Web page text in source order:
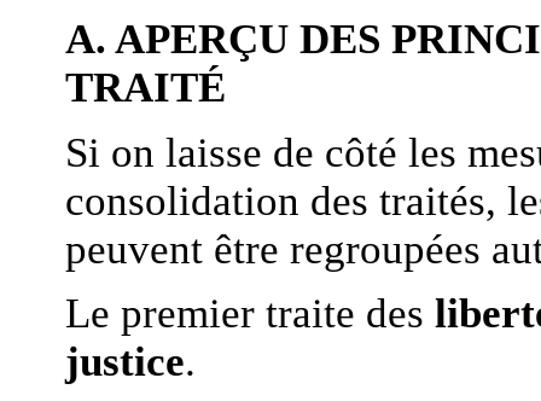
A. APERÇU DES
TRAITÉ
Si on laisse de côté les
consolidation des traités,
peuvent être regroupées
Le premier traite des
justice.